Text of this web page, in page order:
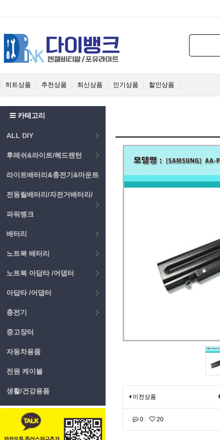
히트상품 추천상품 최신상품 인기상품 할인상품
카테고리
ALL DIY
후레쉬&라이트/헤드랜턴
라이트배터리&충전기&마운트
전동릴배터리/자전거배터리/
파워뱅크
배터리
노트북 배터리
노트북 아답타 /어댑터
아답타 /어댑터
충전기
중고장터
자동차용품
전원 케이블
생활/건강용품
이전상품
0 20